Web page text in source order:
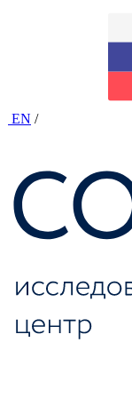
EN /